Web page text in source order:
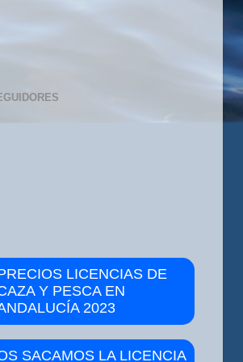
LICENCIAS DE
Y PESCA EN
2023
SACAMOS LA LICENCIA